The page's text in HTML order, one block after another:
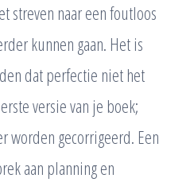
streven naar een foutloos
kunnen gaan. Het is
dat perfectie niet het
versie van je boek;
worden gecorrigeerd. Een
aan planning en